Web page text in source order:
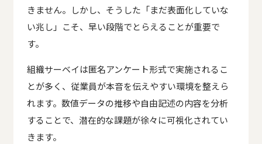
きません。しかし、そうした「まだ表面化していな
い兆し」こそ、早い段階でとらえることが重要で
す。
組織サーベイは匿名アンケート形式で実施されるこ
とが多く、従業員が本音を伝えやすい環境を整えら
れます。数値データの推移や自由記述の内容を分析
することで、潜在的な課題が徐々に可視化されてい
きます。